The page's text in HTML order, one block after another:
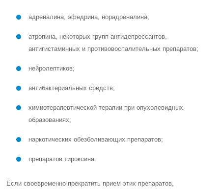
адреналина, эфедрина, норадреналина;
атропина, некоторых групп антидепрессантов,
антигистаминных и противовоспалительных препаратов;
нейролептиков;
антибактериальных средств;
химиотерапевтической терапии при опухолевидных
образованиях;
наркотических обезболивающих препаратов;
препаратов тироксина.
Если своевременно прекратить прием этих препаратов,